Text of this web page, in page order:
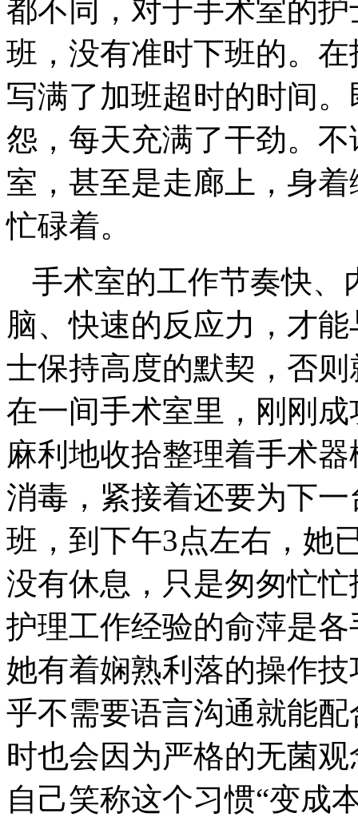
都不同，对于手术室的
班，没有准时下班的。
写满了加班超时的时间
怨，每天充满了干劲。
室，甚至是走廊上，身
忙碌着。
手术室的工作节奏快、
脑、快速的反应力，才
士保持高度的默契，否
在一间手术室里，刚刚
麻利地收拾整理着手术
消毒，紧接着还要为下
班，到下午3点左右，她
没有休息，只是匆匆忙
护理工作经验的俞萍是
她有着娴熟利落的操作
乎不需要语言沟通就能
时也会因为严格的无菌
自己笑称这个习惯“变成